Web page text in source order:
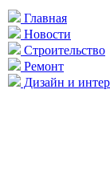
Главная
Новости
Строительство
Ремонт
Дизайн и